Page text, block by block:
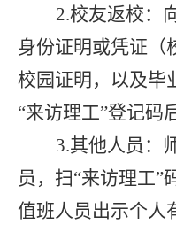
2.校友返校：
身份证明或凭证（
校园证明，以及毕
“来访理工”登记码
3.其他人员：
员，扫“来访理工”
值班人员出示个人